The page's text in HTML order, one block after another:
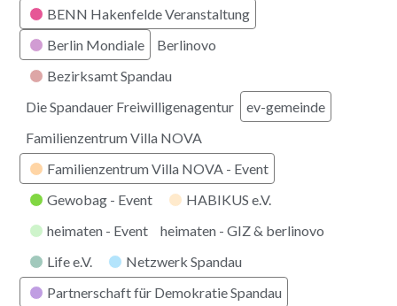
BENN Hakenfelde Veranstaltung
Berlin Mondiale
Berlinovo
Bezirksamt Spandau
Die Spandauer Freiwilligenagentur
ev-gemeinde
Familienzentrum Villa NOVA
Familienzentrum Villa NOVA - Event
Gewobag - Event
HABIKUS e.V.
heimaten - Event
heimaten - GIZ & berlinovo
Life e.V.
Netzwerk Spandau
Partnerschaft für Demokratie Spandau